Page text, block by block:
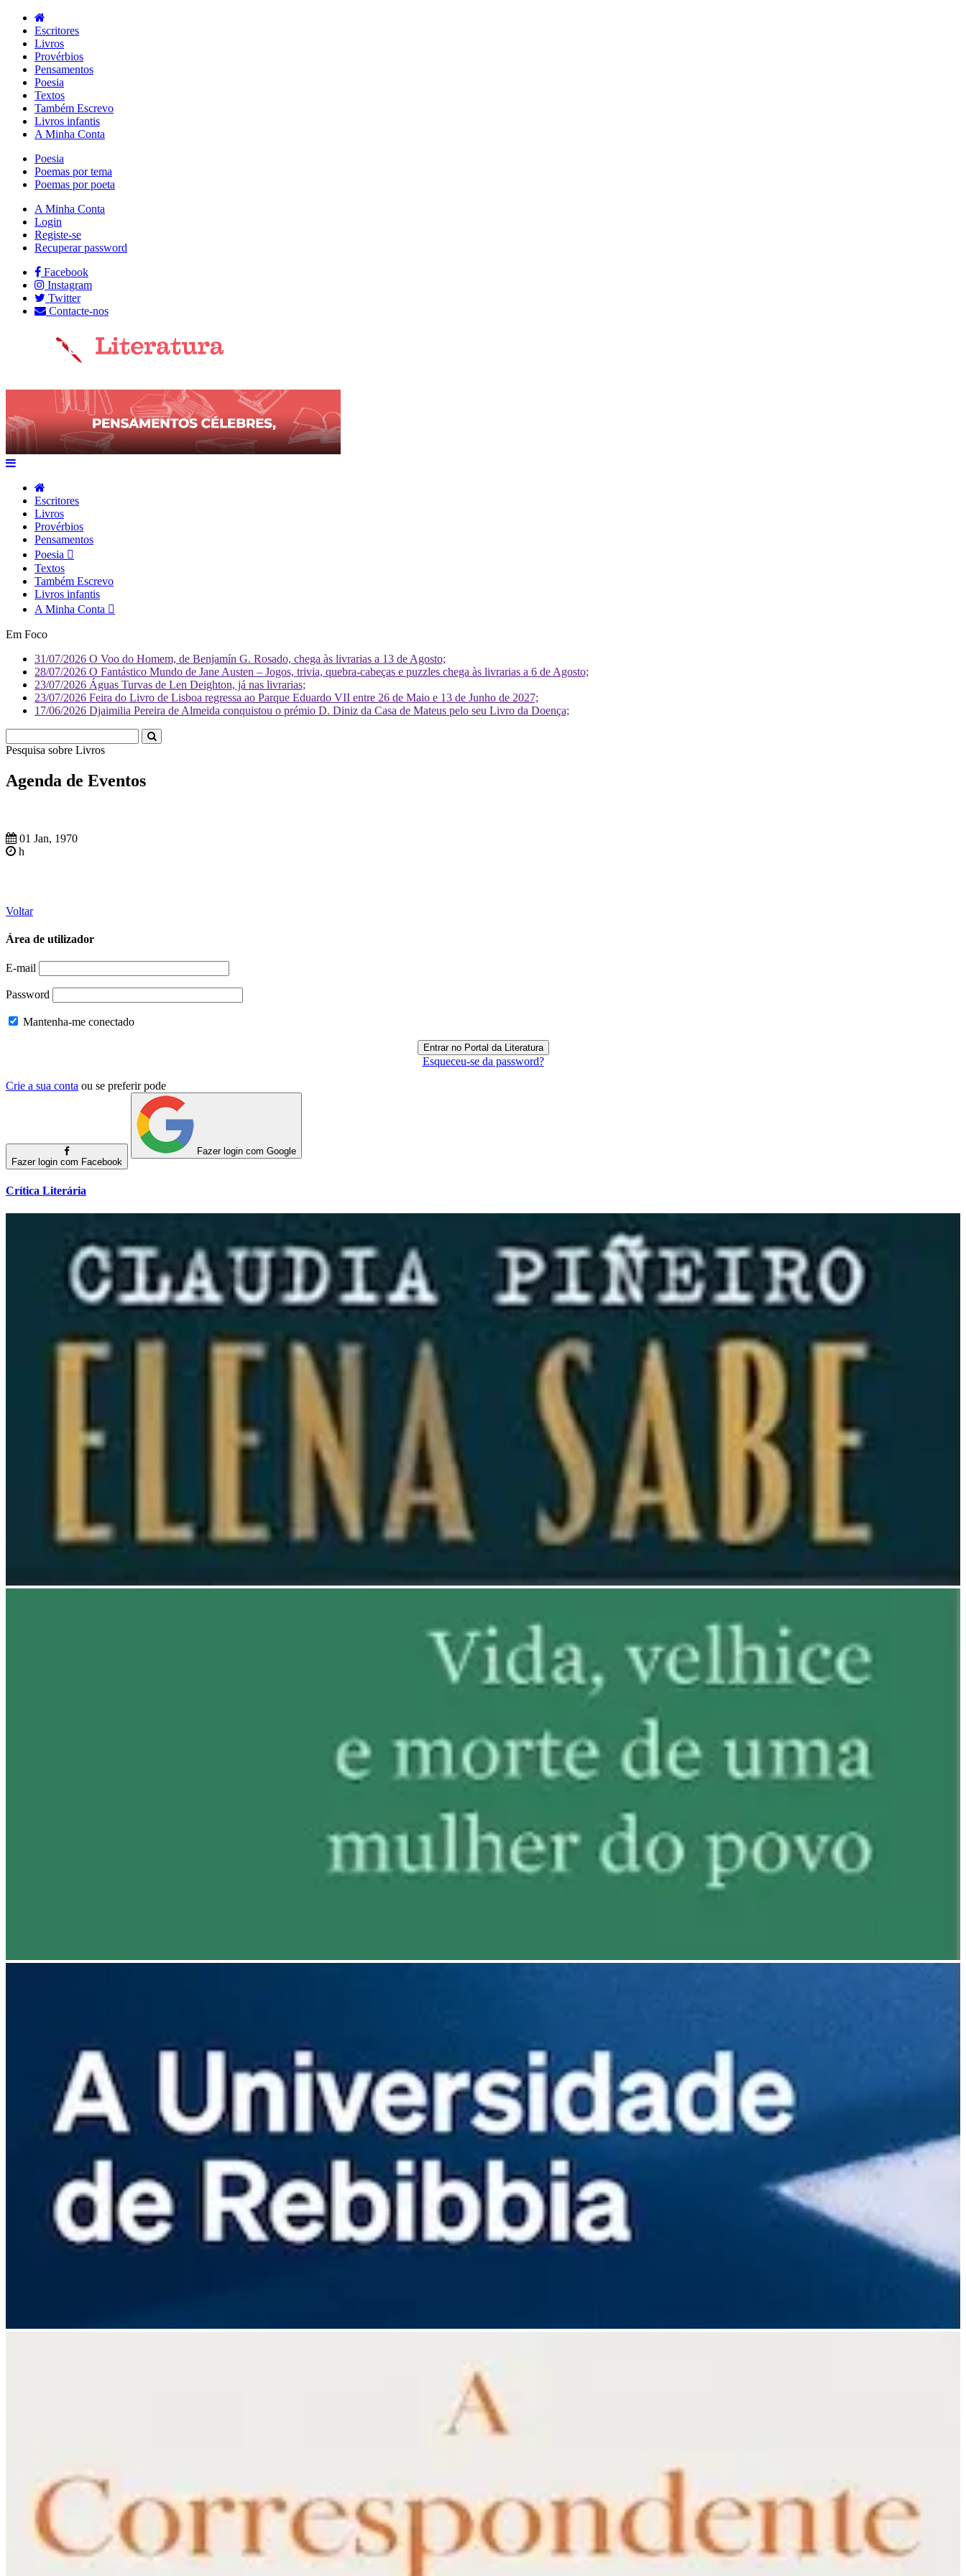
Escritores
Livros
Provérbios
Pensamentos
Poesia
Textos
Também Escrevo
Livros infantis
A Minha Conta
Poesia
Poemas por tema
Poemas por poeta
A Minha Conta
Login
Registe-se
Recuperar password
Facebook
Instagram
Twitter
Contacte-nos
Escritores
Livros
Provérbios
Pensamentos
Poesia
Textos
Também Escrevo
Livros infantis
A Minha Conta
Em Foco
31/07/2026 O Voo do Homem, de Benjamín G. Rosado, chega às livrarias a 13 de Agosto;
28/07/2026 O Fantástico Mundo de Jane Austen – Jogos, trivia, quebra-cabeças e puzzles chega às livrarias a 6 de Agosto;
23/07/2026 Águas Turvas de Len Deighton, já nas livrarias;
23/07/2026 Feira do Livro de Lisboa regressa ao Parque Eduardo VII entre 26 de Maio e 13 de Junho de 2027;
17/06/2026 Djaimilia Pereira de Almeida conquistou o prémio D. Diniz da Casa de Mateus pelo seu Livro da Doença;
Pesquisa sobre
Agenda de Eventos
01 Jan, 1970
h
Voltar
Área de utilizador
E-mail
Password
Mantenha-me conectado
Esqueceu-se da password?
Crie a sua conta ou se preferir pode
Fazer login com Facebook
Fazer login com Google
Crítica Literária